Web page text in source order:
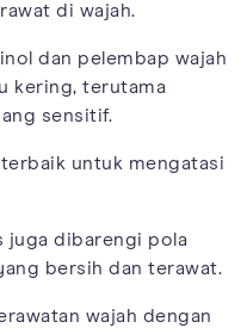
di wajah.
dan pelembap wajah
kering, terutama
sensitif.
untuk mengatasi
juga dibarengi pola
bersih dan terawat.
wajah dengan